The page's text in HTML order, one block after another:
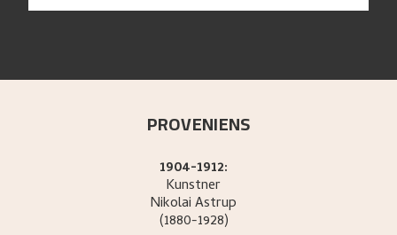
PROVENIENS
1904-1912:
Kunstner
NikolaiAstrup
(1880-1928)